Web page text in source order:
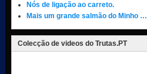
Nós de ligação ao carreto.
Mais um grande salmão do Minho …
Colecção de videos do Trutas.PT